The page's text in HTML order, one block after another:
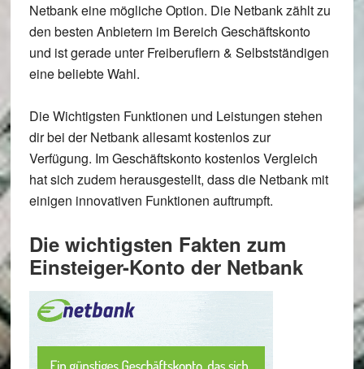
Netbankeine mögliche Option. Die Netbank zählt zu
den besten Anbietern im Bereich Geschäftskonto
und ist gerade unter Freiberuflern & Selbstständigen
eine beliebte Wahl.
Die Wichtigsten Funktionen und Leistungen stehen
dir bei der Netbank allesamt kostenloszur
Verfügung. Im Geschäftskonto kostenlos Vergleich
hat sich zudem herausgestellt, dass die Netbank mit
einigen innovativen Funktionen auftrumpft.
Die wichtigsten Fakten zum
Einsteiger-Konto der Netbank